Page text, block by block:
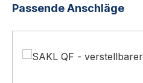
Produktgalerie überspringen
Passende Anschläge